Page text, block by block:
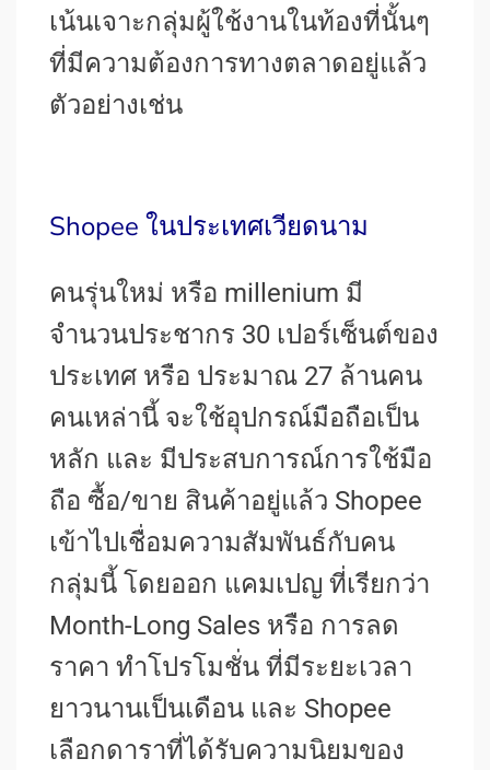
เน้นเจาะกลุ่มผู้ใช้งานในท้องที่นั้นๆ
ที่มีความต้องการทางตลาดอยู่แล้ว
ตัวอย่างเช่น
Shopee ในประเทศเวียดนาม
คนรุ่นใหม่ หรือ millenium มี
จำนวนประชากร 30 เปอร์เซ็นต์ของ
ประเทศ หรือ ประมาณ 27 ล้านคน
คนเหล่านี้ จะใช้อุปกรณ์มือถือเป็น
หลัก และ มีประสบการณ์การใช้มือ
ถือ ซื้อ/ขาย สินค้าอยู่แล้ว Shopee
เข้าไปเชื่อมความสัมพันธ์กับคน
กลุ่มนี้ โดยออก แคมเปญ ที่เรียกว่า
Month-Long Sales หรือ การลด
ราคา ทำโปรโมชั่น ที่มีระยะเวลา
ยาวนานเป็นเดือน และ Shopee
เลือกดาราที่ได้รับความนิยมของ